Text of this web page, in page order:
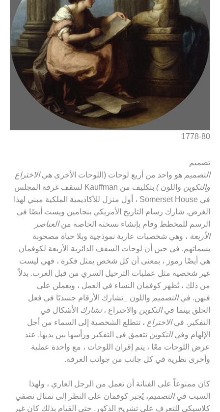
1778-80
تصميم
التصميم هو واحد من أربع لوحات (اللوحات الأخرى هيالاختراع
والتكوين واللون)
بتكليف من Kauffman لسقف غرفة المجلس
في Somerset House ، أول منزل للأكاديمية الملكية مبني لهذا
الغرض. شارك رسام التاريخ الأمريكي بنجامين ويست أيضًا في
الرسم للمخطط وقام بإنشاء نسخته الخاصة منالعناصر
الأربعة ، وهي شخصيات عارية نموذجية وبلا حياة مصحوبة
بسماتهم. في حين أن لوحات السقف الدائرية الأربعة لكوفمان
هي أيضًا رموز ، بمعنى أن كل شخص يمثل فكرة ، فهي ليست
غير شخصية مثل عمليات الترحيل السري من قبل الغرب. بدلاً
من ذلك ، تُظهر كوفمان النساء في العمل ، ويعملن على
فنهن. فيالتصميم واللون
تشارك الأرقام جسديًا في فعل
الخلق بينما فيالتكوين والاختراع ،تشارك الأشكال في
التفكير. فيالاختراع ، تتطلع الشخصية إلى السماء من أجل
الإلهام وفيالتكوين تتعمق في التفكير ورأسها بين يديها. عند
عرض اللوحات معًا ، يتم إقران اللوحات ، مع واحدة عملية
وأخرى نظرية في كل جانب من جوانب الغرفة.
كان ممنوعاً على الفنانة أن تعمل من الرجل العاري ، ولهذا
السبب فيالتصميم، يُجبر كوفمان على النظر إلى تمثال نصفي
كلاسيكي للتعرف على تشريح الذكور. حتى القيام بذلك كان غير